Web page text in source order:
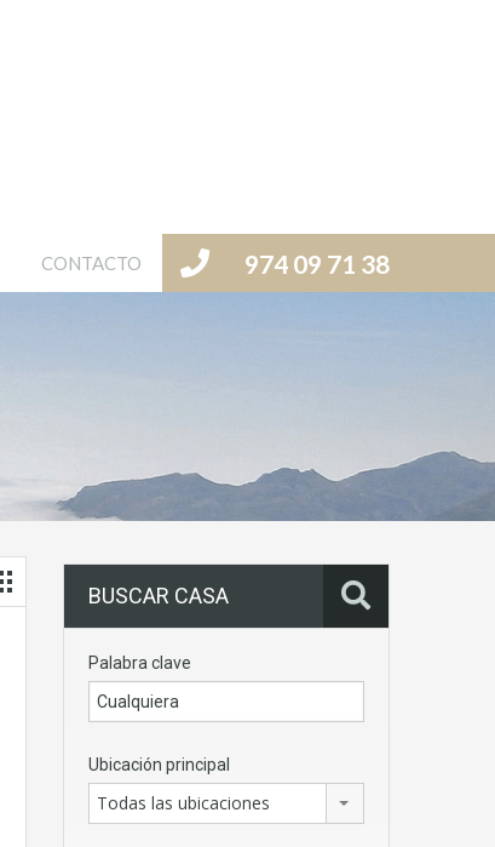
974 09 71 38
CONTACTO
BUSCAR CASA
Palabra clave
Ubicación principal
Todas las ubicaciones